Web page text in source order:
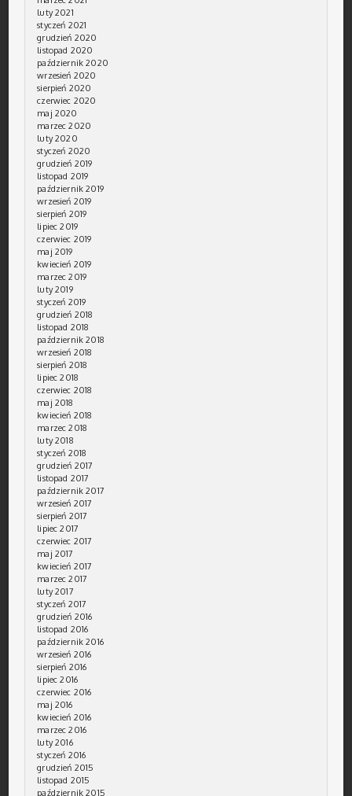
luty 2021
styczeń 2021
grudzień 2020
listopad 2020
październik 2020
wrzesień 2020
sierpień 2020
czerwiec 2020
maj 2020
marzec 2020
luty 2020
styczeń 2020
grudzień 2019
listopad 2019
październik 2019
wrzesień 2019
sierpień 2019
lipiec 2019
czerwiec 2019
maj 2019
kwiecień 2019
marzec 2019
luty 2019
styczeń 2019
grudzień 2018
listopad 2018
październik 2018
wrzesień 2018
sierpień 2018
lipiec 2018
czerwiec 2018
maj 2018
kwiecień 2018
marzec 2018
luty 2018
styczeń 2018
grudzień 2017
listopad 2017
październik 2017
wrzesień 2017
sierpień 2017
lipiec 2017
czerwiec 2017
maj 2017
kwiecień 2017
marzec 2017
luty 2017
styczeń 2017
grudzień 2016
listopad 2016
październik 2016
wrzesień 2016
sierpień 2016
lipiec 2016
czerwiec 2016
maj 2016
kwiecień 2016
marzec 2016
luty 2016
styczeń 2016
grudzień 2015
listopad 2015
październik 2015